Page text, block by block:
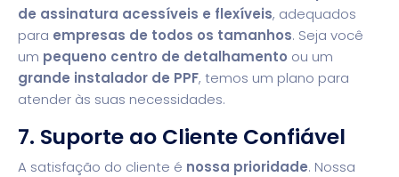
de assinatura acessíveis e flexíveis, adequados
para empresas de todos os tamanhos. Seja você
um pequeno centro de detalhamento ou um
grande instalador de PPF, temos um plano para
atender às suas necessidades.
7. Suporte ao Cliente Confiável
A satisfação do cliente é nossa prioridade. Nossa